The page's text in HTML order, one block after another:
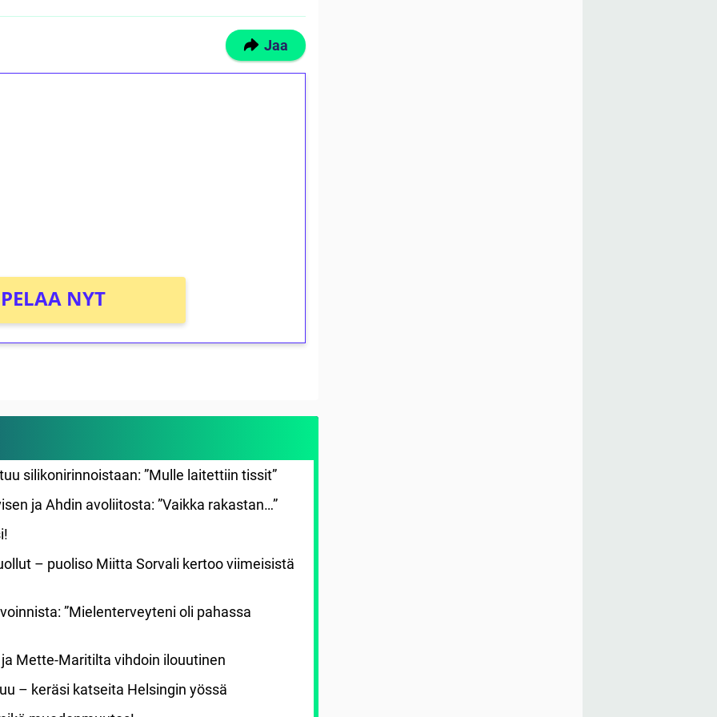
Jaa
PELAA NYT
silikonirinnoistaan: ”Mulle laitettiin tissit”
ja Ahdin avoliitosta: ”Vaikka rakastan…”
– puoliso Miitta Sorvali kertoo viimeisistä
”Mielenterveyteni oli pahassa
Mette-Maritilta vihdoin ilouutinen
– keräsi katseita Helsingin yössä